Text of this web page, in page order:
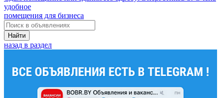
удобное
помещения для бизнеса
Найти
назад в раздел